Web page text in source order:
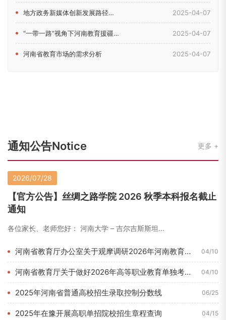
地方政务新媒体创新发展路径研究——以河南省教育厅新媒体为例 2025-04-07
“一带一路”视角下河南教育援疆问题研究 2025-04-07
河南省教育市场的需求分析 2025-04-07
通知公告Notice 更多
2026/07/28
【官方公告】丝绸之路学院 2026 秋季本科报名截止
通知
各位家长、老师您好： 河南大学 – 吉尔吉斯斯坦...
河南省教育厅办公室关于观摩调研2026年河南教育博览会的通知... 04/10
河南省教育厅关于做好2026年高等职业教育单独考试招生和技能... 04/10
2025年河南省普通高校招生录取控制分数线 06/25
2025年在豫开展高职单招院校招生章程查询 04/15